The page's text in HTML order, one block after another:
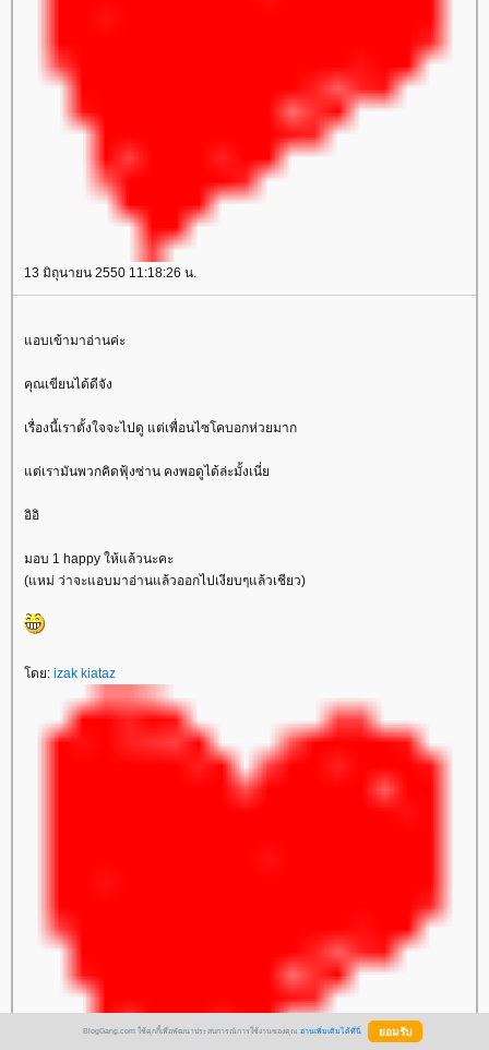
13 มิถุนายน 2550 11:18:26 น.
อบเข้ามาอ่านค่ะ
คุณเขียนได้ดีจัง
เรื่องนี้เราตั้งใจจะไปดู แต่เพื่อนไซโคบอกห่วยมาก
ต่เรามันพวกคิดฟุ้งซ่าน คงพอดูได้ล่ะมั้งเนี่
อิอิ
มอบ 1 happy ให้แล้วนะคะ
(แหม่ ว่าจะแอบมาอ่านแล้วออกไปเงียบๆแล้วเชียว)
ดย: izak kiataz
BlogGang.com ใช้คุกกี้เพื่อพัฒนาประสบการณ์การใช้งานของคุณ อ่านเพิ่มเติมได้ที่นี่